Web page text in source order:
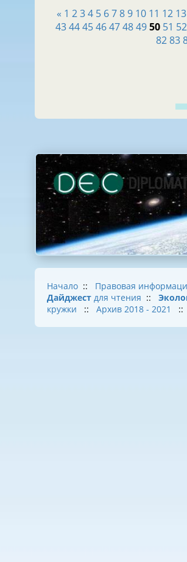
« 1 234 5 6789 10 11 12 13
4344454647484950 51 52
8283
Начало :: Правовая
Дайджест для чтения ::
кружки
:: Архив 2018 - 2021 ::